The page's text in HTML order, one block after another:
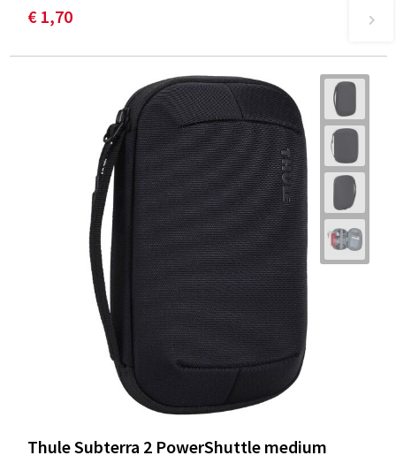
€ 1,70
Thule Subterra 2 PowerShuttle medium